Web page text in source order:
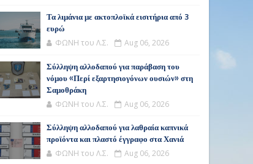
Τα λιμάνια με ακτοπλοϊκά εισιτήρια από 3
ευρώ
ΦΩΝΗ του Λ.Σ. Aug 06, 2026
Σύλληψη αλλοδαπού για παράβαση του
νόμου «Περί εξαρτησιογόνων ουσιών» στη
Σαμοθράκη
ΦΩΝΗ του Λ.Σ. Aug 06, 2026
Σύλληψη αλλοδαπού για λαθραία καπνικά
προϊόντα και πλαστό έγγραφο στα Χανιά
ΦΩΝΗ του Λ.Σ. Aug 06, 2026